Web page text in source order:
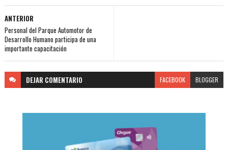
ANTERIOR
Personal del Parque Automotor de
Desarrollo Humano participa de una
importante capacitación
DEJAR COMENTARIO FACEBOOK BLOGGER